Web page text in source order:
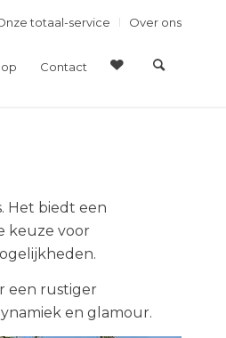
totaal-service Over ons
Contact
Het biedt een
keuze voor
een rustiger
en glamour.